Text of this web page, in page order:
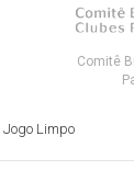
Comitê
Jogo Limpo